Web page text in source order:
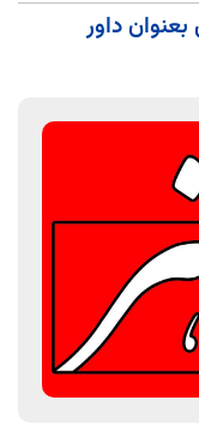
داور